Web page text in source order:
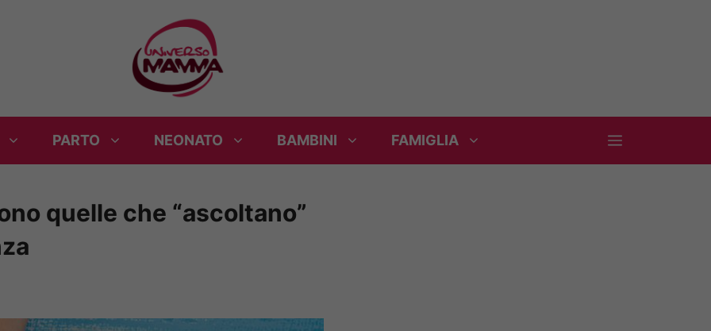
PARTO NEONATO BAMBINI FAMIGLIA
quelle che “ascoltano”